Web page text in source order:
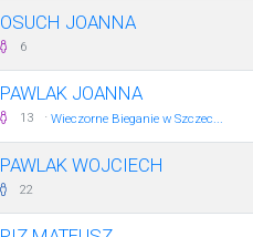
OSUCH JOANNA
6
PAWLAK JOANNA
13 · Wieczorne Bieganie w Szczec...
PAWLAK WOJCIECH
22